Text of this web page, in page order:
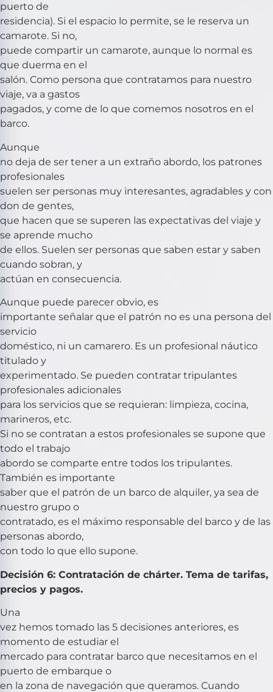
puerto de
residencia). Si el espacio lo permite, se le reserva un
camarote. Si no,
puede compartir un camarote, aunque lo normal es
que duerma en el
salón. Como persona que contratamos para nuestro
viaje, va a gastos
pagados, y come de lo que comemos nosotros en el
barco.
Aunque
no deja de ser tener a un extraño abordo, los patrones
profesionales
suelen ser personas muy interesantes, agradables y con
don de gentes,
que hacen que se superen las expectativas del viaje y
se aprende mucho
de ellos. Suelen ser personas que saben estar y saben
cuando sobran, y
actúan en consecuencia.
Aunque puede parecer obvio, es
importante señalar que el patrón no es una persona del
servicio
doméstico, ni un camarero. Es un profesional náutico
titulado y
experimentado. Se pueden contratar tripulantes
profesionales adicionales
para los servicios que se requieran: limpieza, cocina,
marineros, etc.
Si no se contratan a estos profesionales se supone que
todo el trabajo
abordo se comparte entre todos los tripulantes.
También es importante
saber que el patrón de un barco de alquiler, ya sea de
nuestro grupo o
contratado, es el máximo responsable del barco y de las
personas abordo,
con todo lo que ello supone.
Decisión 6: Contratación de chárter. Tema de tarifas,
precios y pagos.
Una
vez hemos tomado las 5 decisiones anteriores, es
momento de estudiar el
mercado para contratar barco que necesitamos en el
puerto de embarque o
en la zona de navegación que queramos. Cuando